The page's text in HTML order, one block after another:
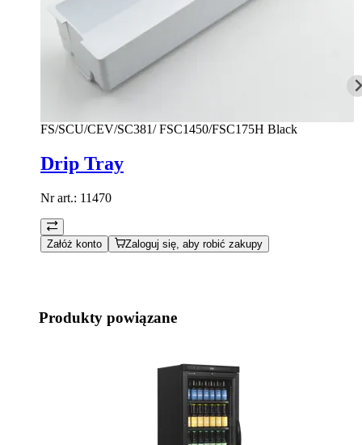
FS/SCU/CEV/SC381/ FSC1450/FSC175H Black
Drip Tray
Nr art.: 11470
Załóż konto Zaloguj się, aby robić zakupy
Produkty powiązane